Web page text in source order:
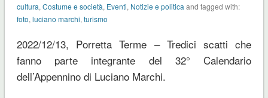
cultura, Costume e società, Eventi, Notizie e politica and tagged with:
foto, luciano marchi, turismo
2022/12/13, Porretta Terme – Tredici scatti che
fanno parte integrante del 32° Calendario
dell’Appennino di Luciano Marchi.